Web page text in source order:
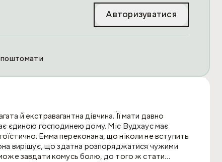
Авторизуватися
поштомати
й екстравагантна дівчина. Її мати давно
єдиною господинею дому. Міс Вудхаус має
Емма переконана, що ніколи не вступить
вирішує, що здатна розпоряджатися чужими
завдати комусь болю, до того ж стати